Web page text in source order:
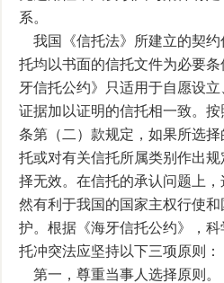
系。
我国《信托法》所建立的契约
托均以书面的信托文件为必要
牙信托公约》只适用于自愿设
证据加以证明的信托相一致。
条第（二）款规定，如果所选
托或对有关信托所属类别作出
择无效。在信托的承认问题上，
然有利于我国的国家主权行使和
护。根据《海牙信托公约》，
托冲突法应坚持以下三项原则：
第一，尊重当事人选择原则。